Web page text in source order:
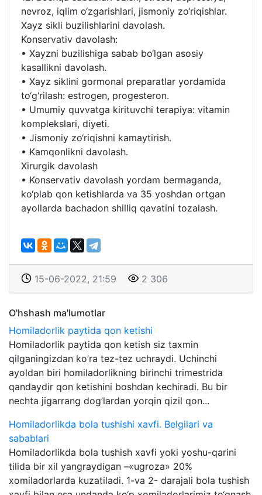
nevroz, iqlim o‘zgarishlari, jismoniy zo‘riqishlar.
Xayz sikli buzilishlarini davolash.
Konservativ davolash:
• Xayzni buzilishiga sabab bo‘lgan asosiy
kasallikni davolash.
• Xayz siklini gormonal preparatlar yordamida
to‘g‘rilash: estrogen, progesteron.
• Umumiy quvvatga kirituvchi terapiya: vitamin
komplekslari, diyeti.
• Jismoniy zo‘riqishni kamaytirish.
• Kamqonlikni davolash.
Xirurgik davolash
• Konservativ davolash yordam bermaganda,
ko‘plab qon ketishlarda va 35 yoshdan ortgan
ayollarda bachadon shilliq qavatini tozalash.
15-06-2022, 21:59 2 306
O'hshash ma'lumotlar
Homiladorlik paytida qon ketishi
Homiladorlik paytida qon ketish siz taxmin
qilganingizdan ko’ra tez-tez uchraydi. Uchinchi
ayoldan biri homiladorlikning birinchi trimestrida
qandaydir qon ketishini boshdan kechiradi. Bu bir
nechta jigarrang dog’lardan yorqin qizil qon...
Homiladorlikda bola tushishi xavfi. Belgilari va
sabablari
Homiladorlikda bola tushish xavfi yoki yoshu-qarini
tilida bir xil yangraydigan –«ugroza» 20%
xomiladorlarda kuzatiladi. 1-va 2- darajali bola tushish